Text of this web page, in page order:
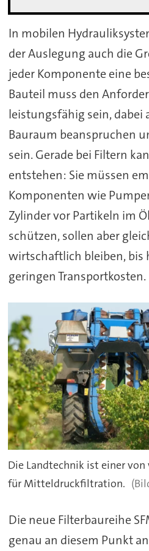
In mobilen
der Auslegung auch die
jeder Komponente eine
Bauteil muss den
leistungsfähig sein, dabei
Bauraum beanspruchen
sein. Gerade bei Filtern
entstehen: Sie müssen
Komponenten wie
Zylinder vor Partikeln im
schützen, sollen aber
wirtschaftlich bleiben, bis
geringen Transportkosten.
Die Landtechnik ist einer
für Mitteldruckfiltration.
Die neue Filterbaureihe
genau an diesem Punkt